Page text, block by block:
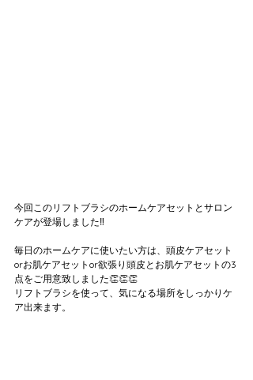
今回このリフトブラシのホームケアセットとサロン
ケアが登場しました‼️
毎日のホームケアに使いたい方は、頭皮ケアセット
orお肌ケアセットor欲張り頭皮とお肌ケアセットの3
点をご用意致しました👏👏👏
リフトブラシを使って、気になる場所をしっかりケ
ア出来ます。